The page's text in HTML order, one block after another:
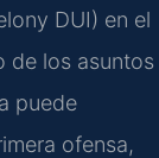
DUI) en el
de los asuntos
puede
ofensa,